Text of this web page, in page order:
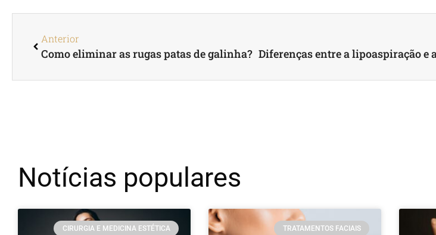
Anterior
Como eliminar as rugas patas de galinha?
Notícias populares
CIRURGIA E MEDICINA ESTÉTICA TRATAMENTOS FACIAIS